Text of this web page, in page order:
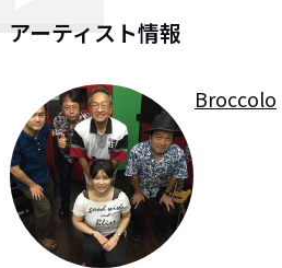
アーティスト情報
Broccolo